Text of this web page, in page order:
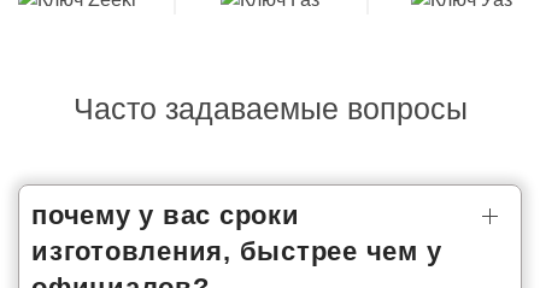
Часто задаваемые вопросы
почему у вас сроки
изготовления, быстрее чем у